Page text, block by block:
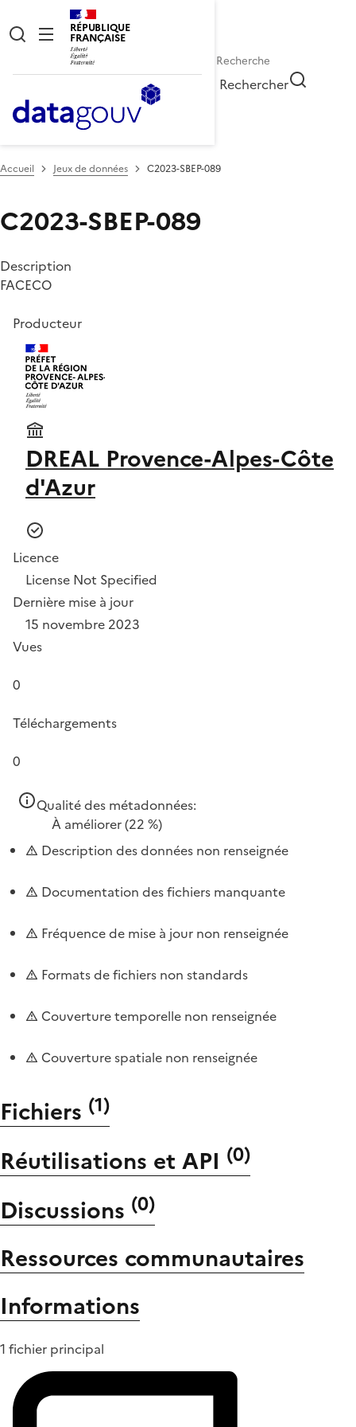
RÉPUBLIQUE
FRANÇAISE
Rechercher
Accueil Jeux de données C2023-SBEP-089
C2023-SBEP-089
Description
FACECO
Producteur
DREAL Provence-Alpes-Côte
d'Azur
Licence
License Not Specified
Dernière mise à jour
15 novembre 2023
Vues
0
Téléchargements
0
Qualité des métadonnées:
À améliorer(22 %)
Description des données non renseignée
Documentation des fichiers manquante
Fréquence de mise à jour non renseignée
Formats de fichiers non standards
Couverture temporelle non renseignée
Couverture spatiale non renseignée
Fichiers (1)
Réutilisations et API (0)
Discussions (0)
Ressources communautaires
Informations
1 fichier principal